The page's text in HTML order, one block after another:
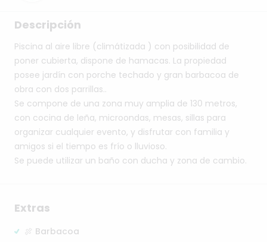
Descripción
Piscina al aire libre (climátizada ) con posibilidad de
poner cubierta, dispone de hamacas. La propiedad
posee jardín con porche techado y gran barbacoa de
obra con dos parrillas..
Se compone de una zona muy amplia de 130 metros,
con cocina de leña, microondas, mesas, sillas para
organizar cualquier evento, y disfrutar con familia y
amigos si el tiempo es frío o lluvioso.
Se puede utilizar un baño con ducha y zona de cambio.
Extras
🍖 Barbacoa